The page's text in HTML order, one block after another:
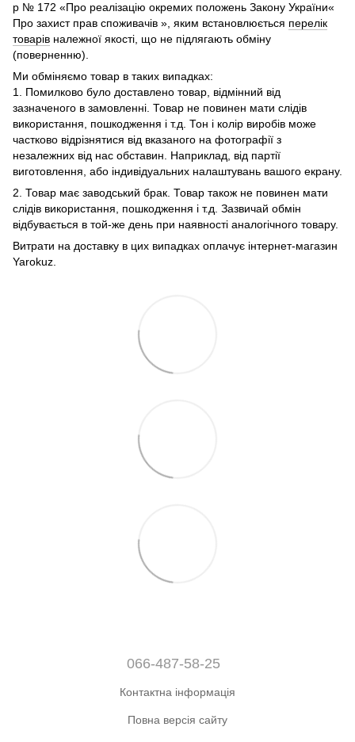
р № 172 «Про реалізацію окремих положень Закону України«
Про захист прав споживачів », яким встановлюється перелік
товарів належної якості, що не підлягають обміну
(поверненню).
Ми обміняємо товар в таких випадках:
1. Помилково було доставлено товар, відмінний від
зазначеного в замовленні. Товар не повинен мати слідів
використання, пошкодження і т.д. Тон і колір виробів може
частково відрізнятися від вказаного на фотографії з
незалежних від нас обставин. Наприклад, від партії
виготовлення, або індивідуальних налаштувань вашого екрану.
2. Товар має заводський брак. Товар також не повинен мати
слідів використання, пошкодження і т.д. Зазвичай обмін
відбувається в той-же день при наявності аналогічного товару.
Витрати на доставку в цих випадках оплачує інтернет-магазин
Yarokuz.
066-487-58-25
Контактна інформація
Повна версія сайту